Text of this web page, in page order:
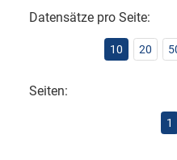
Datensätze pro Seite:
10 20
Seiten:
1